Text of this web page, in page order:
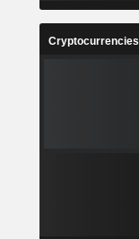
Cryptocurrencies